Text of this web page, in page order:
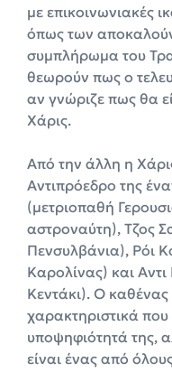
με επικοινωνιακές
όπως των
συμπλήρωμα του
θεωρούν πως ο
αν γνώριζε πως θα
Χάρις.
Από την άλλη η
Αντιπρόεδρο της
(μετριοπαθή
αστροναύτη), Τζος
Πενσυλβάνια), Ρόι
Καρολίνας) και
Κεντάκι). Ο
χαρακτηριστικά
υποψηφιότητά της,
είναι ένας από